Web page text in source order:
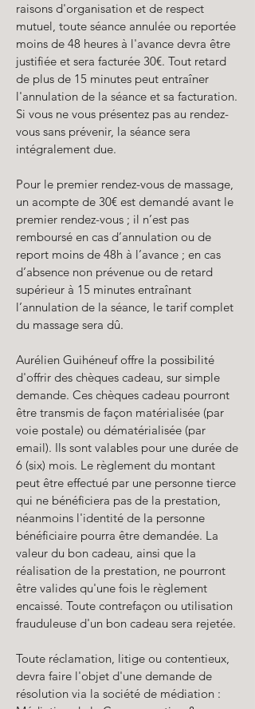
raisons d'organisation et de respect
mutuel, toute séance annulée ou reportée
moins de 48 heures à l'avance devra être
justifiée et sera facturée 30€. Tout retard
de plus de 15 minutes peut entraîner
l'annulation de la séance et sa facturation.
Si vous ne vous présentez pas au rendez-
vous sans prévenir, la séance sera
intégralement due.
Pour le premier rendez-vous de massage,
un acompte de 30€ est demandé avant le
premier rendez-vous ; il n’est pas
remboursé en cas d’annulation ou de
report moins de 48h à l’avance ; en cas
d’absence non prévenue ou de retard
supérieur à 15 minutes entraînant
l’annulation de la séance, le tarif complet
du massage sera dû.
Aurélien Guihéneuf offre la possibilité
d'offrir des chèques cadeau, sur simple
demande. Ces chèques cadeau pourront
être transmis de façon matérialisée (par
voie postale) ou dématérialisée (par
email). Ils sont valables pour une durée de
6 (six) mois. Le règlement du montant
peut être effectué par une personne tierce
qui ne bénéficiera pas de la prestation,
néanmoins l'identité de la personne
bénéficiaire pourra être demandée. La
valeur du bon cadeau, ainsi que la
réalisation de la prestation, ne pourront
être valides qu'une fois le règlement
encaissé. Toute contrefaçon ou utilisation
frauduleuse d'un bon cadeau sera rejetée.
Toute réclamation, litige ou contentieux,
devra faire l'objet d'une demande de
résolution via la société de médiation :